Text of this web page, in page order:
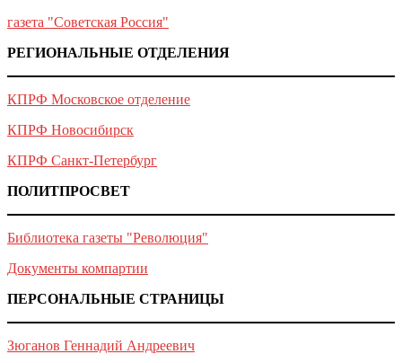
газета "Советская Россия"
РЕГИОНАЛЬНЫЕ ОТДЕЛЕНИЯ
КПРФ Московское отделение
КПРФ Новосибирск
КПРФ Санкт-Петербург
ПОЛИТПРОСВЕТ
Библиотека газеты "Революция"
Документы компартии
ПЕРСОНАЛЬНЫЕ СТРАНИЦЫ
Зюганов Геннадий Андреевич